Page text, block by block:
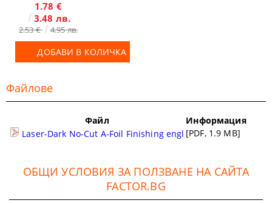
1.78 €
3.48 лв.
2.53 € 4.95 лв.
ДОБАВИ В КОЛИЧКА
Файлове
Файл
Информация
Laser-Dark No-Cut A-Foil Finishing engl [PDF, 1.9 MB]
ОБЩИ УСЛОВИЯ ЗА ПОЛЗВАНЕ НА САЙТА
FACTOR.BG